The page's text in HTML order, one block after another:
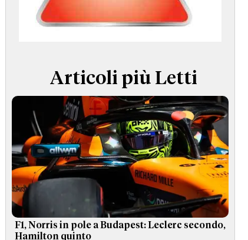
TERMINI e CONDIZIONI
Articoli più Letti
F1, Norris in pole a Budapest: Leclerc secondo,
Hamilton quinto